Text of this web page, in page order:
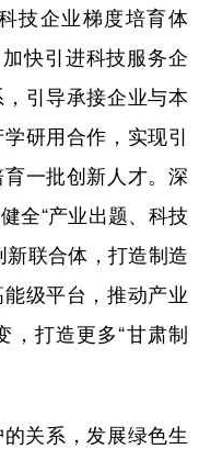
技企业梯度培育体
快引进科技服务企
引导承接企业与本
研用合作，实现引
一批创新人才。深
全“产业出题、科技
联合体，打造制造
级平台，推动产业
，打造更多“甘肃制
关系，发展绿色生